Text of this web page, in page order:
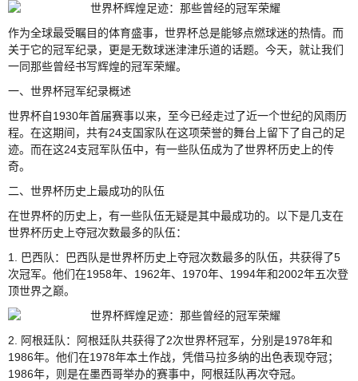
作为全球最受瞩目的体育盛事，世界杯总是能够点燃球迷的热情。而
关于它的冠军纪录，更是无数球迷津津乐道的话题。今天，就让我们
一同那些曾经书写辉煌的冠军荣耀。
一、世界杯冠军纪录概述
世界杯自1930年首届赛事以来，至今已经走过了近一个世纪的风雨历
程。在这期间，共有24支国家队在这项荣誉的舞台上留下了自己的足
迹。而在这24支冠军队伍中，有一些队伍成为了世界杯历史上的传
奇。
二、世界杯历史上最成功的队伍
在世界杯的历史上，有一些队伍无疑是其中最成功的。以下是几支在
世界杯历史上夺冠次数最多的队伍：
1. 巴西队：巴西队是世界杯历史上夺冠次数最多的队伍，共获得了5
次冠军。他们在1958年、1962年、1970年、1994年和2002年五次登
顶世界之巅。
2. 阿根廷队：阿根廷队共获得了2次世界杯冠军，分别是1978年和
1986年。他们在1978年本土作战，凭借马拉多纳的出色表现夺冠；
1986年，则是在墨西哥举办的赛事中，阿根廷队再次夺冠。